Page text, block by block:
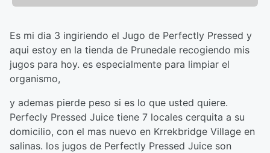
Es mi dia 3 ingiriendo el Jugo de Perfectly Pressed y
aqui estoy en la tienda de Prunedale recogiendo mis
jugos para hoy. es especialmente para limpiar el
organismo,
y ademas pierde peso si es lo que usted quiere.
Perfecly Pressed Juice tiene 7 locales cerquita a su
domicilio, con el mas nuevo en Krrekbridge Village en
salinas. los jugos de Perfectly Pressed Juice son